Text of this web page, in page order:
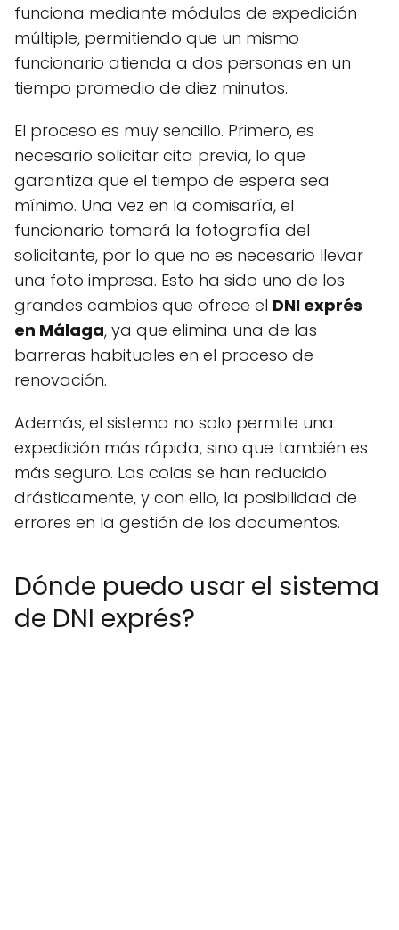
funciona mediante módulos de expedición
múltiple, permitiendo que un mismo
funcionario atienda a dos personas en un
tiempo promedio de diez minutos.
El proceso es muy sencillo. Primero, es
necesario solicitar cita previa, lo que
garantiza que el tiempo de espera sea
mínimo. Una vez en la comisaría, el
funcionario tomará la fotografía del
solicitante, por lo que no es necesario llevar
una foto impresa. Esto ha sido uno de los
grandes cambios que ofrece el DNI exprés
en Málaga, ya que elimina una de las
barreras habituales en el proceso de
renovación.
Además, el sistema no solo permite una
expedición más rápida, sino que también es
más seguro. Las colas se han reducido
drásticamente, y con ello, la posibilidad de
errores en la gestión de los documentos.
Dónde puedo usar el sistema
de DNI exprés?